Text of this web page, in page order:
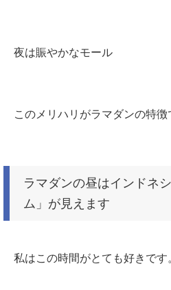
夜は賑やかなモール
このメリハリがラマダンの特徴
ラマダンの昼はインドネ
ム」が見えます
私はこの時間がとても好きです